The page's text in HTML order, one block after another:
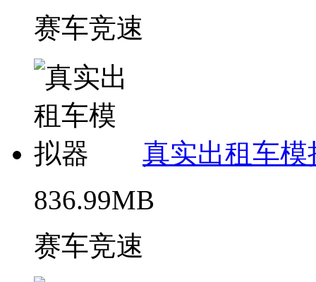
赛车竞速
真实出租车模
836.99MB
赛车竞速